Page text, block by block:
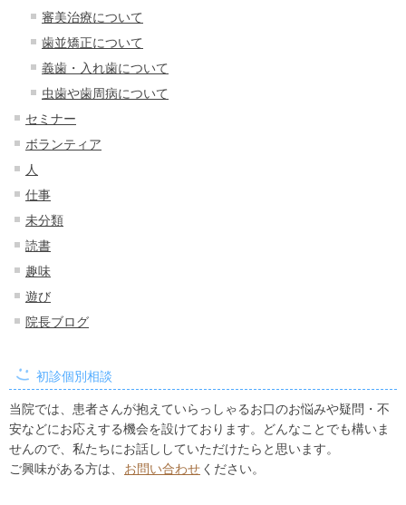
審美治療について
歯並矯正について
義歯・入れ歯について
虫歯や歯周病について
セミナー
ボランティア
人
仕事
未分類
読書
趣味
遊び
院長ブログ
初診個別相談
当院では、患者さんが抱えていらっしゃるお口のお悩みや疑問・不
安などにお応えする機会を設けております。どんなことでも構いま
せんので、私たちにお話ししていただけたらと思います。
ご興味がある方は、
お問い合わせ ください。